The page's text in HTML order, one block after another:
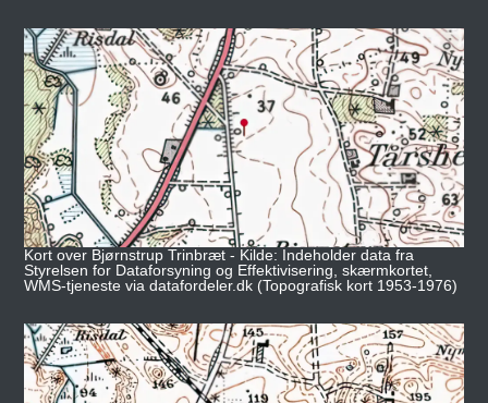
Kort over Bjørnstrup Trinbræt - Kilde: Indeholder data fra
Styrelsen for Dataforsyning og Effektivisering, skærmkortet,
WMS-tjeneste via datafordeler.dk (Topografisk kort 1953-1976)